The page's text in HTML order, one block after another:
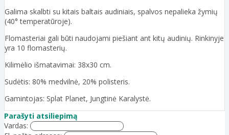
Galima skalbti su kitais baltais audiniais, spalvos nepalieka žymių
(40° temperatūroje).
Flomasteriai gali būti naudojami piešiant ant kitų audinių. Rinkinyje
yra 10 flomasterių.
Kilimėlio išmatavimai: 38x30 cm.
Sudėtis: 80% medvilnė, 20% polisteris.
Gamintojas: Splat Planet, Jungtinė Karalystė.
Parašyti atsiliepimą
Vardas: